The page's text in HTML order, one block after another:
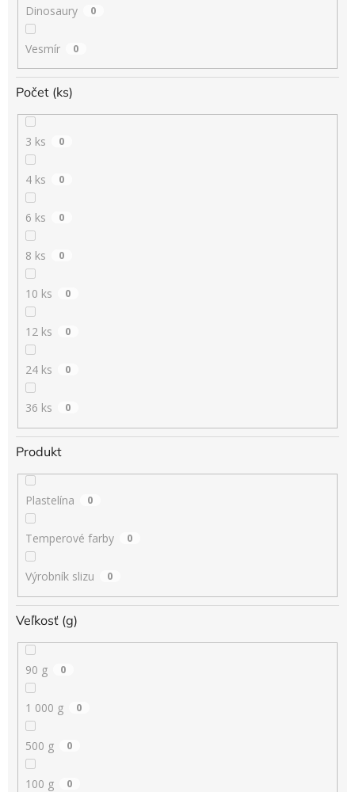
Dinosaury 0
Vesmír 0
Počet (ks)
3 ks 0
4 ks 0
6 ks 0
8 ks 0
10 ks 0
12 ks 0
24 ks 0
36 ks 0
Produkt
Plastelína 0
Temperové farby 0
Výrobník slizu 0
Veľkosť (g)
90 g 0
1 000 g 0
500 g 0
100 g 0